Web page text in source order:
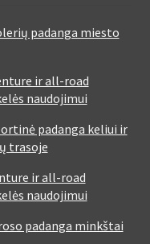
padanga miesto
ir all-road
naudojimui
padanga keliui ir
trasoje
ir all-road
naudojimui
padanga minkštai